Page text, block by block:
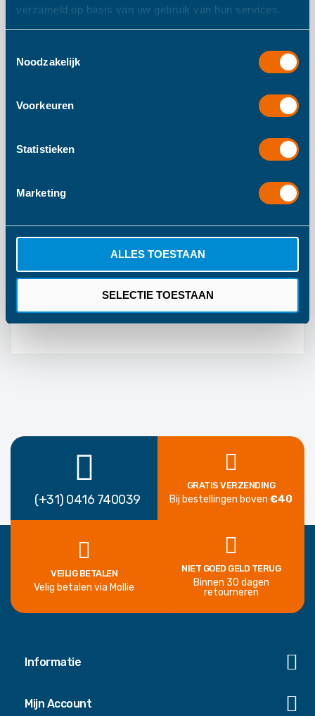
verzameld op basis van uw gebruik van hun services.
Noodzakelijk
Voorkeuren
Statistieken
Marketing
ALLES TOESTAAN
SELECTIE TOESTAAN
die de kennis van je team op de proef stellen. En aan het
einde gaat het misschien niet om de vraag hond OF kat,
team wint de uitdaging?
informatie
Vanaf 10 Jaar
(+31) 0416 740039
GRATIS VERZENDING
Bij bestellingen boven €40
VEILIG BETALEN
Velig betalen via Mollie
NIET GOED GELD TERUG
Binnen 30 dagen
retourneren
Informatie
Mijn Account